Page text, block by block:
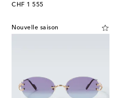
CHF 1 555
original price
Nouvelle saison